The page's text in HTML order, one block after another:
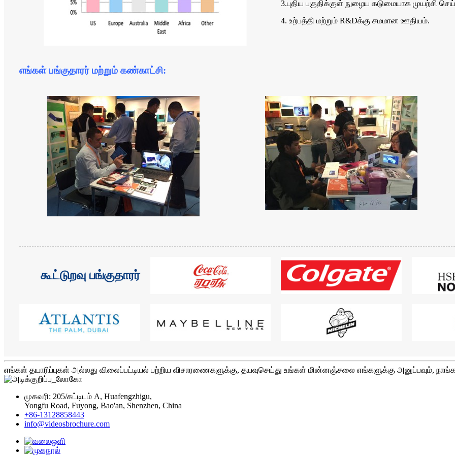
3.புதிய பகுதிக்குள் நுழைய கடுமையாக முயற்சி
4. உற்பத்தி மற்றும் R&Dக்கு சமமான ஊதியம்.
எங்கள் பங்குதாரர் மற்றும் கண்காட்சி:
கூட்டுறவு பங்குதாரர்
எங்கள் தயாரிப்புகள் அல்லது விலைப்பட்டியல் பற்றிய விசாரணைகளுக்கு, தயவுசெய்து உங்கள் மின்னஞ்சலை எங்களுக்கு அனுப்பவும்,
முகவரி: 205/கட்டிடம் A, Huafengzhigu,
Yongfu Road, Fuyong, Bao'an, Shenzhen, China
+86-13128858443
info@videosbrochure.com